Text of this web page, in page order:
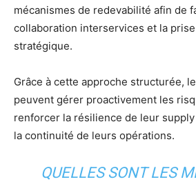
mécanismes de redevabilité afin de
collaboration interservices et la
stratégique.
Grâce à cette approche structurée,
peuvent gérer proactivement les
renforcer la résilience de leur
la continuité de leurs opérations.
QUELLES SONT LES